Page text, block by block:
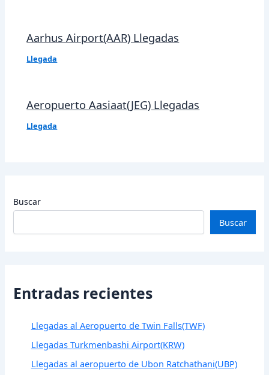
Aarhus Airport(AAR) Llegadas
Llegada
Aeropuerto Aasiaat(JEG) Llegadas
Llegada
Buscar
Buscar
Entradas recientes
Llegadas al Aeropuerto de Twin Falls(TWF)
Llegadas Turkmenbashi Airport(KRW)
Llegadas al aeropuerto de Ubon Ratchathani(UBP)